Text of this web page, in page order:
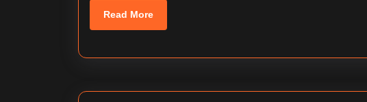
荐”
Read MoreRead
More